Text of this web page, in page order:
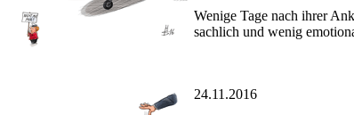
Wenige Tage nach ihrer
sachlich und wenig
24.11.2016